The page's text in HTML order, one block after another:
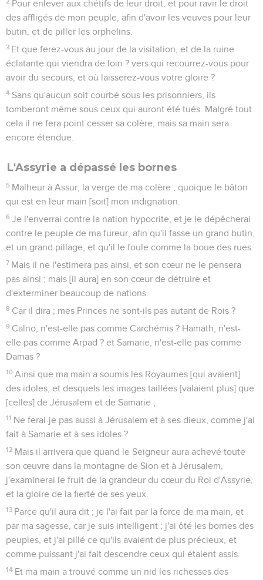
Pour enlever aux chétifs de leur droit, et pour ravir le droit
des affligés de mon peuple, afin d'avoir les veuves pour leur
butin, et de piller les orphelins.
3 Et que ferez-vous au jour de la visitation, et de la ruine
éclatante qui viendra de loin ? vers qui recourrez-vous pour
avoir du secours, et où laisserez-vous votre gloire ?
4 Sans qu'aucun soit courbé sous les prisonniers, ils
tomberont même sous ceux qui auront été tués. Malgré tout
cela il ne fera point cesser sa colère, mais sa main sera
encore étendue.
L'Assyrie a dépassé les bornes
5 Malheur à Assur, la verge de ma colère ; quoique le bâton
qui est en leur main [soit] mon indignation.
6 Je l'enverrai contre la nation hypocrite, et je le dépêcherai
contre le peuple de ma fureur, afin qu'il fasse un grand butin,
et un grand pillage, et qu'il le foule comme la boue des rues.
7 Mais il ne l'estimera pas ainsi, et son cœur ne le pensera
pas ainsi ; mais [il aura] en son cœur de détruire et
d'exterminer beaucoup de nations.
8 Car il dira ; mes Princes ne sont-ils pas autant de Rois ?
9 Calno, n'est-elle pas comme Carchémis ? Hamath, n'est-
elle pas comme Arpad ? et Samarie, n'est-elle pas comme
Damas ?
10 Ainsi que ma main a soumis les Royaumes [qui avaient]
des idoles, et desquels les images taillées [valaient plus] que
[celles] de Jérusalem et de Samarie ;
11 Ne ferai-je pas aussi à Jérusalem et à ses dieux, comme j'ai
fait à Samarie et à ses idoles ?
12 Mais il arrivera que quand le Seigneur aura achevé toute
son œuvre dans la montagne de Sion et à Jérusalem,
j'examinerai le fruit de la grandeur du cœur du Roi d'Assyrie,
et la gloire de la fierté de ses yeux.
13 Parce qu'il aura dit ; je l'ai fait par la force de ma main, et
par ma sagesse, car je suis intelligent ; j'ai ôté les bornes des
peuples, et j'ai pillé ce qu'ils avaient de plus précieux, et
comme puissant j'ai fait descendre ceux qui étaient assis.
14 Et ma main a trouvé comme un nid les richesses des